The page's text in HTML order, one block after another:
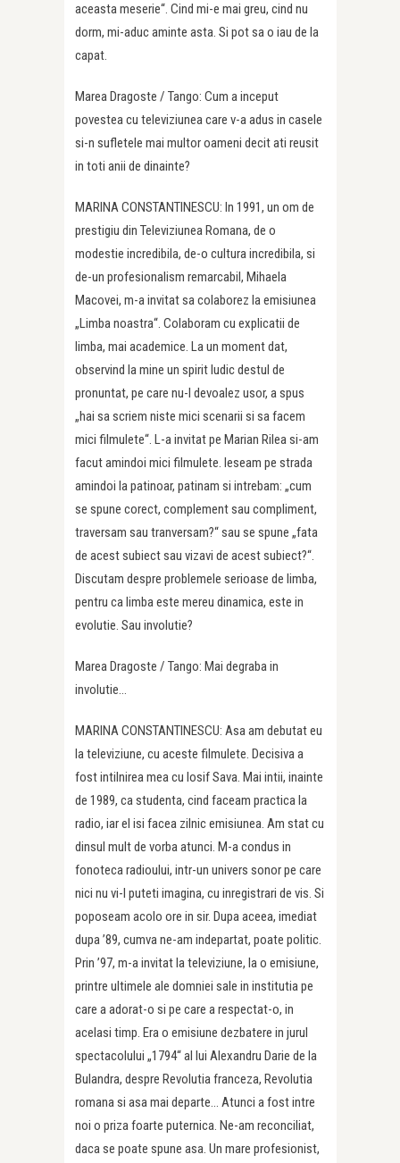
aceasta meserie“. Cind mi-e mai greu, cind nu
dorm, mi-aduc aminte asta. Si pot sa o iau de la
capat.
Marea Dragoste / Tango: Cum a inceput
povestea cu televiziunea care v-a adus in casele
si-n sufletele mai multor oameni decit ati reusit
in toti anii de dinainte?
MARINA CONSTANTINESCU: In 1991, un om de
prestigiu din Televiziunea Romana, de o
modestie incredibila, de-o cultura incredibila, si
de-un profesionalism remarcabil, Mihaela
Macovei, m-a invitat sa colaborez la emisiunea
„Limba noastra“. Colaboram cu explicatii de
limba, mai academice. La un moment dat,
observind la mine un spirit ludic destul de
pronuntat, pe care nu-l devoalez usor, a spus
„hai sa scriem niste mici scenarii si sa facem
mici filmulete“. L-a invitat pe Marian Rilea si-am
facut amindoi mici filmulete. Ieseam pe strada
amindoi la patinoar, patinam si intrebam: „cum
se spune corect, complement sau compliment,
traversam sau tranversam?“ sau se spune „fata
de acest subiect sau vizavi de acest subiect?“.
Discutam despre problemele serioase de limba,
pentru ca limba este mereu dinamica, este in
evolutie. Sau involutie?
Marea Dragoste / Tango: Mai degraba in
involutie…
MARINA CONSTANTINESCU: Asa am debutat eu
la televiziune, cu aceste filmulete. Decisiva a
fost intilnirea mea cu Iosif Sava. Mai intii, inainte
de 1989, ca studenta, cind faceam practica la
radio, iar el isi facea zilnic emisiunea. Am stat cu
dinsul mult de vorba atunci. M-a condus in
fonoteca radioului, intr-un univers sonor pe care
nici nu vi-l puteti imagina, cu inregistrari de vis. Si
poposeam acolo ore in sir. Dupa aceea, imediat
dupa ’89, cumva ne-am indepartat, poate politic.
Prin ’97, m-a invitat la televiziune, la o emisiune,
printre ultimele ale domniei sale in institutia pe
care a adorat-o si pe care a respectat-o, in
acelasi timp. Era o emisiune dezbatere in jurul
spectacolului „1794“ al lui Alexandru Darie de la
Bulandra, despre Revolutia franceza, Revolutia
romana si asa mai departe… Atunci a fost intre
noi o priza foarte puternica. Ne-am reconciliat,
daca se poate spune asa. Un mare profesionist,